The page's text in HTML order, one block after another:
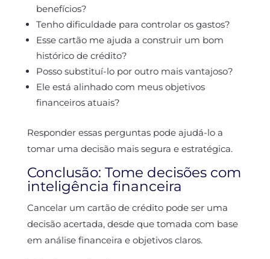
benefícios?
Tenho dificuldade para controlar os gastos?
Esse cartão me ajuda a construir um bom
histórico de crédito?
Posso substituí-lo por outro mais vantajoso?
Ele está alinhado com meus objetivos
financeiros atuais?
Responder essas perguntas pode ajudá-lo a
tomar uma decisão mais segura e estratégica.
Conclusão: Tome decisões com
inteligência financeira
Cancelar um cartão de crédito pode ser uma
decisão acertada, desde que tomada com base
em análise financeira e objetivos claros.